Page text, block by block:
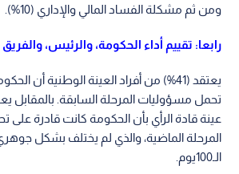
ومن ثم مشكلة الفساد المالي والإداري (10%).
رابعا: تقييم أداء الحكومة، والرئيس، والفريق
يعتقد (41%) من أفراد العينة الوطنية أن
عينة قادة الرأي بأن الحكومة كانت قادرة
المرحلة الماضية، والذي لم يختلف بشكل
الـ100يوم.